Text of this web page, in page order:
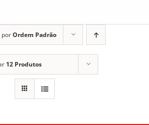
Mídia
Contato
porOrdem Padrão
12 Produtos